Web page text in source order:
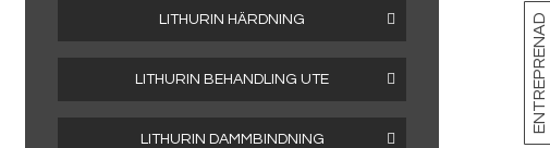
ENTREPRENAD
LITHURIN HÄRDNING
LITHURIN BEHANDLING UTE
LITHURIN DAMMBINDNING